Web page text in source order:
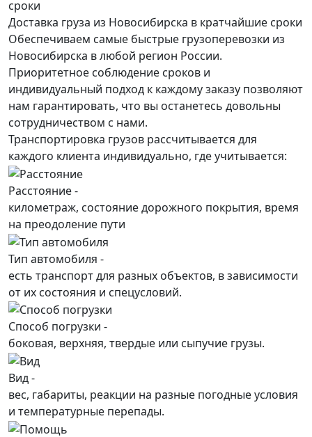
Доставка груза из Новосибирска в кратчайшие сроки
Обеспечиваем самые быстрые грузоперевозки из
Новосибирска в любой регион России.
Приоритетное соблюдение сроков и
индивидуальный подход к каждому заказу позволяют
нам гарантировать, что вы останетесь довольны
сотрудничеством с нами.
Транспортировка грузов рассчитывается для
каждого клиента индивидуально, где учитывается:
Расстояние -
километраж, состояние дорожного покрытия, время
на преодоление пути
Тип автомобиля -
есть транспорт для разных объектов, в зависимости
от их состояния и спецусловий.
Способ погрузки -
боковая, верхняя, твердые или сыпучие грузы.
Вид -
вес, габариты, реакции на разные погодные условия
и температурные перепады.